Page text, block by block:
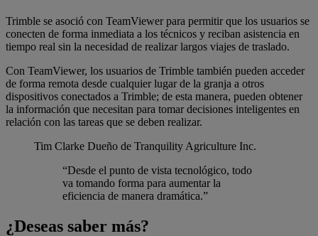
Trimble se asoció con TeamViewer para permitir que los usuarios se
conecten de forma inmediata a los técnicos y reciban asistencia en
tiempo real sin la necesidad de realizar largos viajes de traslado.
Con TeamViewer, los usuarios de Trimble también pueden acceder
de forma remota desde cualquier lugar de la granja a otros
dispositivos conectados a Trimble; de esta manera, pueden obtener
la información que necesitan para tomar decisiones inteligentes en
relación con las tareas que se deben realizar.
Tim Clarke Dueño de Tranquility Agriculture Inc.
“Desde el punto de vista tecnológico, todo
va tomando forma para aumentar la
eficiencia de manera dramática.”
¿Deseas saber más?